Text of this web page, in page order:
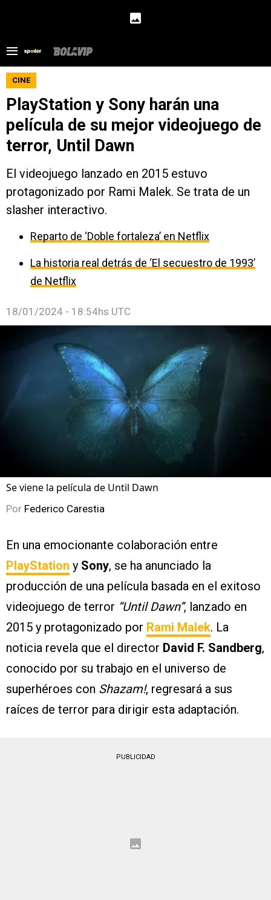
CINE
PlayStation y Sony harán una
película de su mejor videojuego de
terror, Until Dawn
El videojuego lanzado en 2015 estuvo
protagonizado por Rami Malek. Se trata de un
slasher interactivo.
Reparto de ‘Doble fortaleza’ en Netflix
La historia real detrás de ‘El secuestro de 1993’
de Netflix
18/01/2024 - 18:54hs UTC
Se viene la película de Until Dawn
Por Federico Carestia
En una emocionante colaboración entre
PlayStation y Sony, se ha anunciado la
producción de una película basada en el exitoso
videojuego de terror “Until Dawn”, lanzado en
2015 y protagonizado por Rami Malek. La
noticia revela que el director David F. Sandberg,
conocido por su trabajo en el universo de
superhéroes con Shazam!, regresará a sus
raíces de terror para dirigir esta adaptación.
PUBLICIDAD